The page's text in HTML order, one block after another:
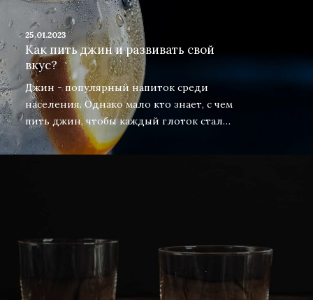
25.01.2023
Как пить джин и развивать свой
вкус?
Джин - популярный напиток среди
населения. Однако мало кто знает, с чем
пить джин, чтобы каждый глоток стал…